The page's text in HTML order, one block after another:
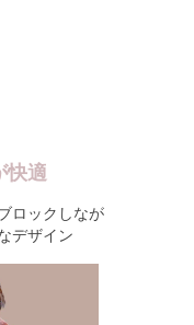
快適
ロックしなが
デザイン